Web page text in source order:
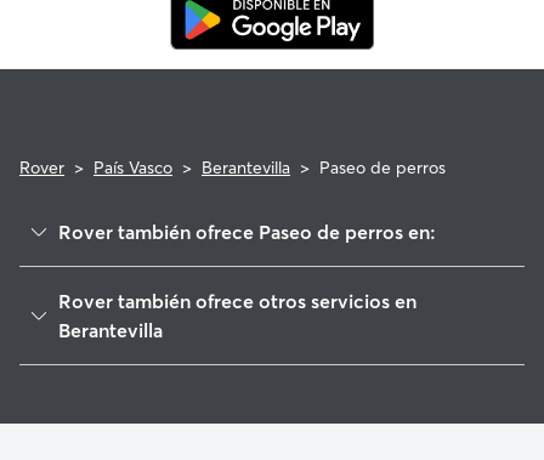
Rover > País Vasco > Berantevilla > Paseo de perros
Rover también ofrece Paseo de perros en:
Labastida/Bastida
Rover también ofrece otros servicios en
Berantevilla